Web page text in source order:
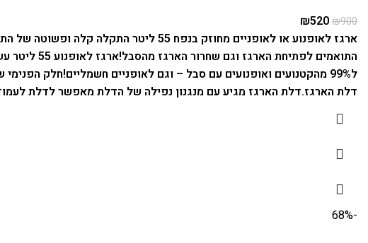
₪900
₪520
התואמים לפתיחת הארגז וגם שחרור הארגז מהסבל!ארגז לאופנוע 55 ליטר עשוי אלומניום קשיח במשקל כולל של 9.5 קילו.
ל99% מהקטנועים ואופנועים עם סבל – וגם לאופניים חשמליים!
חלק הפנימי
דלת הארגז.דלת הארגז מגיע עם מנגנון נפילה של הדלת מאפשר לדלת
-68%